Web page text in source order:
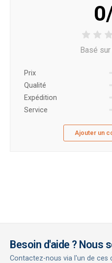
Basé
Prix ​​
Qualité
Expédition
Service
Ajouter un
Besoin d'aide ? Nous
Contactez-nous via l'un de ces